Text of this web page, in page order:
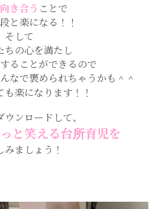
き合う ことで
と楽になる！！
そして
ちの心を満たし
ることができるので
なで褒められちゃうかも＾＾
も楽になります！！
ウンロードして、
と笑える台所育児を
みましょう！